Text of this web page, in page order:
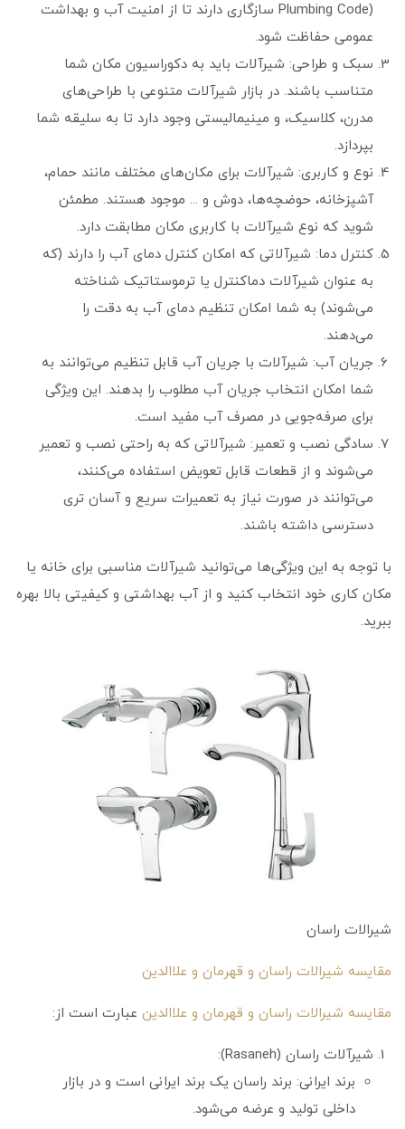
Plumbing Code) سازگاری دارند تا از امنیت آب و بهداشت
عمومی حفاظت شود.
سبک و طراحی: شیرآلات باید به دکوراسیون مکان شما
متناسب باشند. در بازار شیرآلات متنوعی با طراحی‌های
مدرن، کلاسیک، و مینیمالیستی وجود دارد تا به سلیقه شما
بپردازد.
نوع و کاربری: شیرآلات برای مکان‌های مختلف مانند حمام،
آشپزخانه، حوضچه‌ها، دوش و ... موجود هستند. مطمئن
شوید که نوع شیرآلات با کاربری مکان مطابقت دارد.
کنترل دما: شیرآلاتی که امکان کنترل دمای آب را دارند (که
به عنوان شیرآلات دماکنترل یا ترموستاتیک شناخته
می‌شوند) به شما امکان تنظیم دمای آب به دقت را
می‌دهند.
جریان آب: شیرآلات با جریان آب قابل تنظیم می‌توانند به
شما امکان انتخاب جریان آب مطلوب را بدهند. این ویژگی
برای صرفه‌جویی در مصرف آب مفید است.
سادگی نصب و تعمیر: شیرآلاتی که به راحتی نصب و تعمیر
می‌شوند و از قطعات قابل تعویض استفاده می‌کنند،
می‌توانند در صورت نیاز به تعمیرات سریع و آسان تری
دسترسی داشته باشند.
با توجه به این ویژگی‌ها می‌توانید شیرآلات مناسبی برای خانه یا
مکان کاری خود انتخاب کنید و از آب بهداشتی و کیفیتی بالا بهره
ببرید.
شیرالات راسان
مقایسه شیرالات راسان و قهرمان و علاالدین
مقایسه شیرالات راسان و قهرمان و علاالدین عبارت است از:
شیرآلات راسان (Rasaneh):
برند ایرانی: برند راسان یک برند ایرانی است و در بازار
داخلی تولید و عرضه می‌شود.